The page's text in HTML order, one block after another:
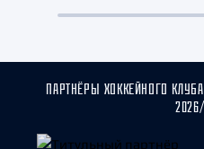
ПАРТНЁРЫ ХОККЕЙНОГО